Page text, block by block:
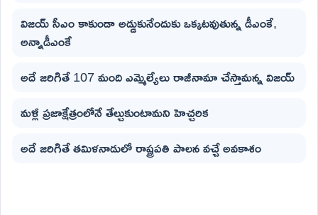
విజయ్ సీఎం కాకుండా అడ్డుకునేందుకు ఒక్కటవుతున్న డీఎంకే,
అన్నాడీఎంకే
అదే జరిగితే 107 మంది ఎమ్మెల్యేలు రాజీనామా చేస్తామన్న విజయ్
మళ్లీ ప్రజాక్షేత్రంలోనే తేల్చుకుంటామని హెచ్చరిక
అదే జరిగితే తమిళనాడులో రాష్ట్రపతి పాలన వచ్చే అవకాశం